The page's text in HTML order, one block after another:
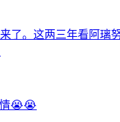
了。这两三年看阿
😭😭